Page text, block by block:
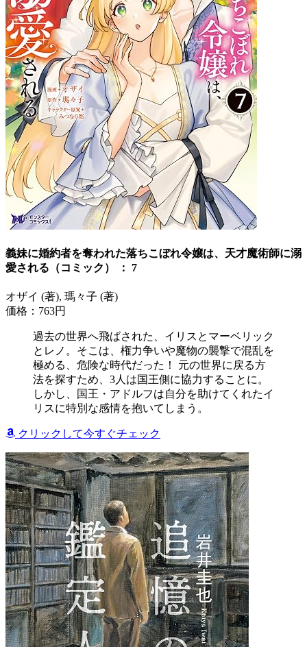
義妹に婚約者を奪われた落ちこぼれ令嬢は、天才魔術師に溺
愛される（コミック） ： 7
オザイ (著), 瑪々子 (著)
価格：763円
過去の世界へ飛ばされた、イリスとマーベリック
とレノ。そこは、権力争いや魔物の襲撃で混乱を
極める、危険な時代だった！ 元の世界に戻る方
法を探すため、3人は国王側に協力することに。
しかし、国王・アドルフは自分を助けてくれたイ
リスに特別な感情を抱いてしまう。
クリックして今すぐチェック